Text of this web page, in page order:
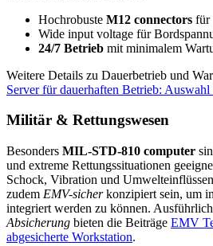
Hochrobuste M12 connectors für
Wide input voltage für
24/7 Betrieb mit minimalem
Weitere Details zu Dauerbetrieb und
Server für dauerhaften Betrieb:
Militär & Rettungswesen
Besonders MIL-STD-810 computer
und extreme Rettungssituationen
Schock, Vibration und
zudem EMV-sicherkonzipiert sein, um
integriert werden zu können.
Absicherung bieten die Beiträge EMV
abgesicherte Workstation.